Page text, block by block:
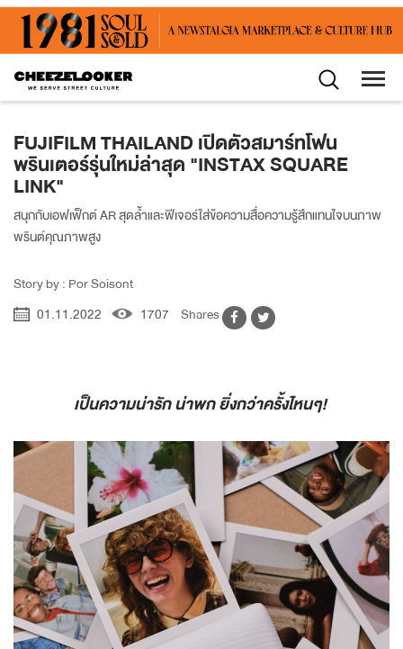
FUJIFILM THAILAND เปิดตัวสมาร์ทโฟน
พรินเตอร์รุ่นใหม่ล่าสุด "INSTAX SQUARE
LINK"
สนุกกับเอฟเฟ็กต์ AR สุดล้ำและฟีเจอร์ใส่ข้อความสื่อความรู้สึกแทนใจบนภาพ
พรินต์คุณภาพสูง
Story by : Por Soisont
01.11.2022
1707 Shares
เป็นความน่ารัก น่าพก ยิ่งกว่าครั้งไหนๆ!